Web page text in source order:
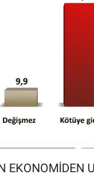
EKONOMİDEN